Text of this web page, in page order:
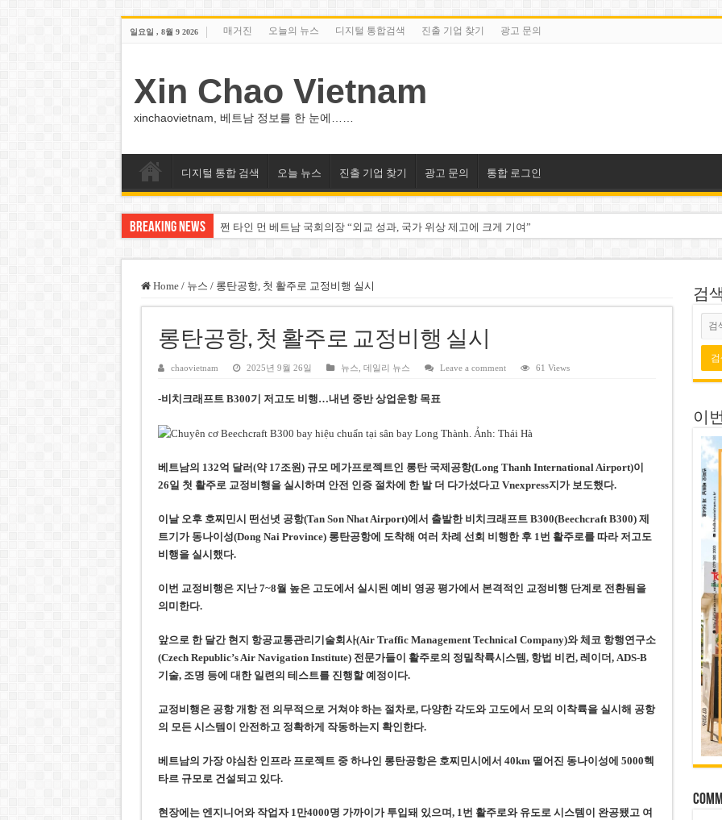
일요일 , 8월 9 2026 매거진 오늘의 뉴스 디지털 통합검색 진출 기업 찾기 광고 문의
Xin Chao Vietnam
xinchaovietnam, 베트남 정보를 한 눈에……
디지털 통합 검색 오늘 뉴스 진출 기업 찾기 광고 문의 통합 로그인
Breaking News 쩐 타인 먼 베트남 국회의장 “외교 성과, 국가 위상 제고에 크게 기여”
베트남 은행 분기 순이익 1조 동 시대…비엣콤뱅크 등 5곳 돌파
PNJ, 다이아몬드 밀수 여파에 2분기 적자… 10월 임시 주총 개최
팜 녓 브엉 빈그룹 회장 딸, 그룹 계열사 경영에 첫 등장
케펠, 투티엠 엠파이어시티 지분 전량 2억7000만 달러에 매각
베트남 MB은행, 2026년 수익 목표 자신…부동산 대출 비율 13% 고수
베트남 세무당국, 납세자 정보 공개 기준·절차 명확화
Home / 뉴스 / 롱탄공항, 첫 활주로 교정비행 실시
롱탄공항, 첫 활주로 교정비행 실시
chaovietnam 2025년 9월 26일 뉴스 데일리 뉴스 Leave a comment 61 Views
-비치크래프트 B300기 저고도 비행…내년 중반 상업운항 목표
베트남의 132억 달러(약 17조원) 규모 메가프로젝트인 롱탄 국제공항(Long Thanh International Airport)이
26일 첫 활주로 교정비행을 실시하며 안전 인증 절차에 한 발 더 다가섰다고 Vnexpress지가 보도했다.
이날 오후 호찌민시 떤선녓 공항(Tan Son Nhat Airport)에서 출발한 비치크래프트 B300(Beechcraft B300) 제
트기가 동나이성(Dong Nai Province) 롱탄공항에 도착해 여러 차례 선회 비행한 후 1번 활주로를 따라 저고도
비행을 실시했다.
이번 교정비행은 지난 7~8월 높은 고도에서 실시된 예비 영공 평가에서 본격적인 교정비행 단계로 전환됨을
의미한다.
앞으로 한 달간 현지 항공교통관리기술회사(Air Traffic Management Technical Company)와 체코 항행연구소
(Czech Republic’s Air Navigation Institute) 전문가들이 활주로의 정밀착륙시스템, 항법 비컨, 레이더, ADS-B
기술, 조명 등에 대한 일련의 테스트를 진행할 예정이다.
교정비행은 공항 개항 전 의무적으로 거쳐야 하는 절차로, 다양한 각도와 고도에서 모의 이착륙을 실시해 공항
의 모든 시스템이 안전하고 정확하게 작동하는지 확인한다.
베트남의 가장 야심찬 인프라 프로젝트 중 하나인 롱탄공항은 호찌민시에서 40km 떨어진 동나이성에 5000헥
타르 규모로 건설되고 있다.
현장에는 엔지니어와 작업자 1만4000명 가까이가 투입돼 있으며, 1번 활주로와 유도로 시스템이 완공됐고 여
검
이